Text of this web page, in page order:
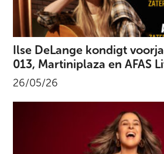
Ilse DeLange kondigt
013, Martiniplaza en AFAS
26/05/26